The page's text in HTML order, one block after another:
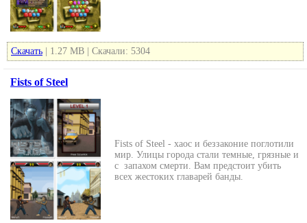
Скачать | 1.27 MB | Скачали: 5304
Fists of Steel
Fists of Steel - хаос и беззаконие поглотили
мир. Улицы города стали темные, грязные и
с запахом смерти. Вам предстоит убить
всех жестоких главарей банды.